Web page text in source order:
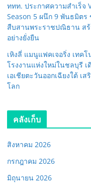
ททท. ประกาศความสำเร็จ
Season 5 ผนึก 9 พันธมิตร
สืบสานพระราชปณิธาน สร้
อย่างยั่งยืน
เหิงลี่ แมนูแฟคเจอริ่ง เทค
โรงงานแห่งใหม่ในชลบุรี
เอเชียตะวันออกเฉียงใต้ เ
โลก
คลังเก็บ
สิงหาคม 2026
กรกฎาคม 2026
มิถุนายน 2026